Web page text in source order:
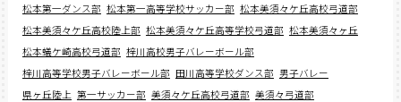
松本第一ダンス部 松本第一高等学校サッカー部 松本美須々ケ丘高校弓道部
松本美須々ケ丘高校陸上部 松本美須々ケ丘高等学校弓道部 松本美須々ヶ丘
松本蟻ケ崎高校弓道部 梓川高校男子バレーボール部
梓川高等学校男子バレーボール部 田川高等学校ダンス部 男子バレー
県ヶ丘陸上 第一サッカー部 美須々ケ丘高校弓道部 美須々弓道部